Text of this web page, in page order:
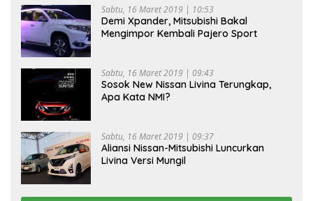
Sabtu, 16 Maret 2019 | 10:53
Demi Xpander, Mitsubishi Bakal
Mengimpor Kembali Pajero Sport
Sabtu, 16 Maret 2019 | 09:43
Sosok New Nissan Livina Terungkap,
Apa Kata NMI?
Sabtu, 16 Maret 2019 | 09:37
Aliansi Nissan-Mitsubishi Luncurkan
Livina Versi Mungil